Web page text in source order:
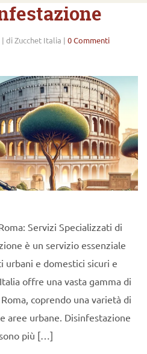
| di Zucchet Italia | 0 Commenti
Servizi Specializzati di
è un servizio essenziale
e domestici sicuri e
offre una vasta gamma di
coprendo una varietà di
aree urbane. Disinfestazione
più […]